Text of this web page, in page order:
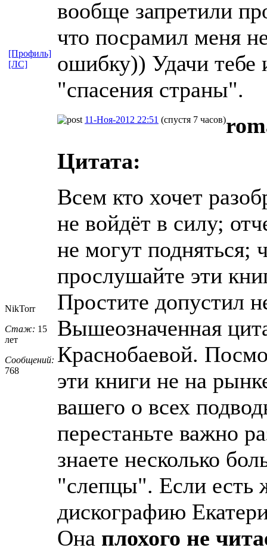
вообще запретили
что посрамил меня
ошибку)) Удачи
"спасения страны".
[Профиль]
[ЛС]
NikTorr
Стаж: 15
лет
Сообщений:
768
11-Ноя-2012 22:51 (спустя 7 часов)
Цитата:
Всем кто хочет
не войдёт в силу;
не могут подняться;
прослушайте эти
Простите допустил
Вышеозначенная
Краснобаевой.
эти книги не на
вашего о всех
перестаньте важно
знаете несколько
"слепцы". Если есть
дискографию
Она плохого не